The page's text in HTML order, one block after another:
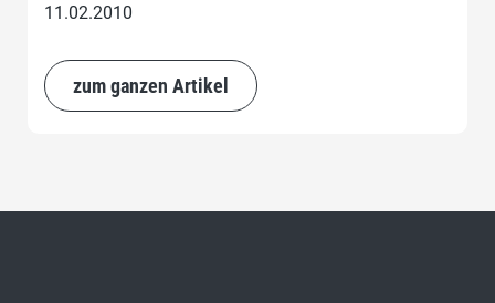
11.02.2010
zum ganzen Artikel